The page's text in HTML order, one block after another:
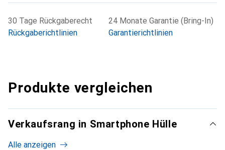
30 Tage Rückgaberecht
Rückgaberichtlinien
24 Monate Garantie (Bring-In)
Garantierichtlinien
Produkte vergleichen
Verkaufsrang in Smartphone Hülle
Alle anzeigen